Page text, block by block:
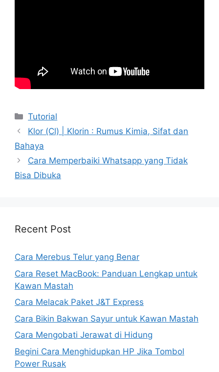
Kategori
Tutorial
Klor (Cl) | Klorin : Rumus Kimia, Sifat dan
Bahaya
Cara Memperbaiki Whatsapp yang Tidak
Bisa Dibuka
Recent Post
Cara Merebus Telur yang Benar
Cara Reset MacBook: Panduan Lengkap untuk
Kawan Mastah
Cara Melacak Paket J&T Express
Cara Bikin Bakwan Sayur untuk Kawan Mastah
Cara Mengobati Jerawat di Hidung
Begini Cara Menghidupkan HP Jika Tombol
Power Rusak